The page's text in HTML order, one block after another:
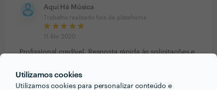
Utilizamos cookies
Utilizamos cookies para personalizar conteúdo e
Aqui Há Música
Trabalho realizado fora da plataforma
11 Abr 2020
Profissional credível. Resposta rápida às solicitações e